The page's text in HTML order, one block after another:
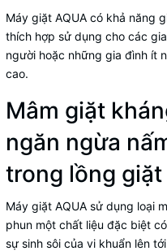
Máy giặt AQUA có khả năng
thích hợp sử dụng cho các
người hoặc những gia đình ít
cao.
Mâm giặt
ngăn ngừa
trong lồng giặt
Máy giặt AQUA sử dụng loại
phun một chất liệu đặc biệt
sự sinh sôi của vi khuẩn lên